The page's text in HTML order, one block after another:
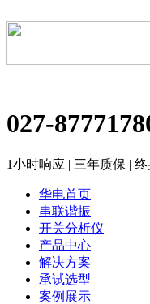
027-
1小时响应 | 三年质保 |
华电首页
串联谐振
开关分析仪
产品中心
解决方案
承试选型
案例展示